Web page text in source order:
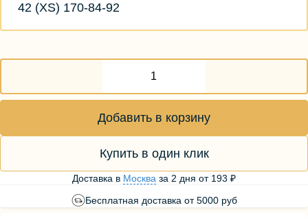
42 (XS) 170-84-92
Добавить в корзину
Купить в один клик
Доставка в Москва за 2 дня от 193 ₽
Бесплатная доставка от 5000 руб